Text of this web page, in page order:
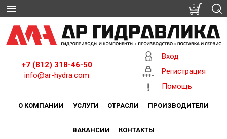
+7 (812) 318-46-50
info@ar-hydra.com
Вход
Регистрация
Помощь
О КОМПАНИИ УСЛУГИ ОТРАСЛИ ПРОИЗВОДИТЕЛИ
ВАКАНСИИ КОНТАКТЫ
0